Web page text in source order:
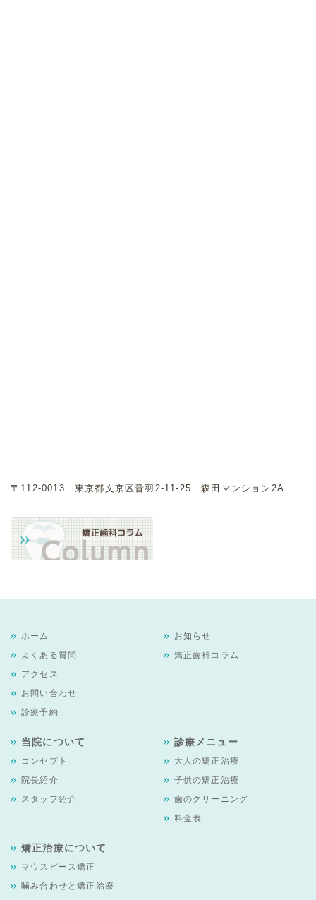
〒112-0013 東京都文京区音羽2-11-25 森田マンション2A
ホーム
よくある質問
アクセス
お問い合わせ
診療予約
お知らせ
矯正歯科コラム
当院について
コンセプト
院長紹介
スタッフ紹介
診療メニュー
大人の矯正治療
子供の矯正治療
歯のクリーニング
料金表
矯正治療について
マウスピース矯正
噛み合わせと矯正治療